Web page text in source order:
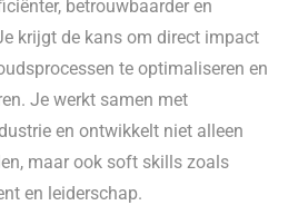
betrouwbaarder en
krijgt de kans om direct impact
te optimaliseren en
Je werkt samen met
en ontwikkelt niet alleen
maar ook soft skills zoals
en leiderschap.